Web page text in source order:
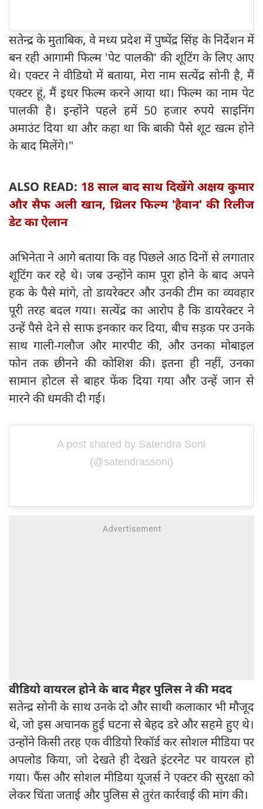
सतेन्द्र के मुताबिक, वे मध्य प्रदेश में पुष्पेंद्र सिंह के निर्देशन में
बन रही आगामी फिल्म 'पेट पालकी' की शूटिंग के लिए आए
थे। एक्टर ने वीडियो में बताया, मेरा नाम सत्येंद्र सोनी है, मैं
एक्टर हूं, मैं इधर फिल्म करने आया था। फिल्म का नाम पेट
पालकी है। इन्होंने पहले हमें 50 हजार रुपये साइनिंग
अमाउंट दिया था और कहा था कि बाकी पैसे शूट खत्म होने
के बाद मिलेंगे।"
ALSO READ: 18 साल बाद साथ दिखेंगे अक्षय कुमार
और सैफ अली खान, थ्रिलर फिल्म 'हैवान' की रिलीज
डेट का ऐलान
अभिनेता ने आगे बताया कि वह पिछले आठ दिनों से लगातार
शूटिंग कर रहे थे। जब उन्होंने काम पूरा होने के बाद अपने
हक के पैसे मांगे, तो डायरेक्टर और उनकी टीम का व्यवहार
पूरी तरह बदल गया। सत्येंद्र का आरोप है कि डायरेक्टर ने
उन्हें पैसे देने से साफ इनकार कर दिया, बीच सड़क पर उनके
साथ गाली-गलौज और मारपीट की, और उनका मोबाइल
फोन तक छीनने की कोशिश की। इतना ही नहीं, उनका
सामान होटल से बाहर फेंक दिया गया और उन्हें जान से
मारने की धमकी दी गई।
A post shared by Satendra Soni
(@satendrassoni)
वीडियो वायरल होने के बाद मैहर पुलिस ने की मदद
सतेन्द्र सोनी के साथ उनके दो और साथी कलाकार भी मौजूद
थे, जो इस अचानक हुई घटना से बेहद डरे और सहमे हुए थे।
उन्होंने किसी तरह एक वीडियो रिकॉर्ड कर सोशल मीडिया पर
अपलोड किया, जो देखते ही देखते इंटरनेट पर वायरल हो
गया। फैंस और सोशल मीडिया यूजर्स ने एक्टर की सुरक्षा को
लेकर चिंता जताई और पुलिस से तुरंत कार्रवाई की मांग की।